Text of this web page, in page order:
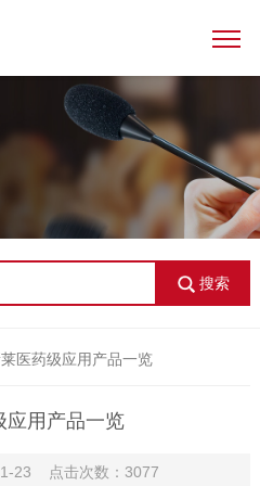
搜索
医药级应用产品一览
应用产品一览
23 点击次数：3077